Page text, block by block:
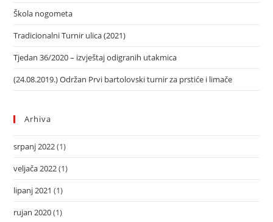
Škola nogometa
Tradicionalni Turnir ulica (2021)
Tjedan 36/2020 – izvještaj odigranih utakmica
(24.08.2019.) Održan Prvi bartolovski turnir za prstiće i limače
Arhiva
srpanj 2022(1)
veljača 2022(1)
lipanj 2021 (1)
rujan 2020(1)